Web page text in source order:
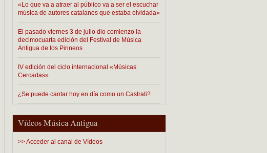
«Lo que va a atraer al público va a ser el escuchar
música de autores catalanes que estaba olvidada»
El pasado viernes 3 de julio dio comienzo la
decimocuarta edición del Festival de Música
Antigua de los Pirineos
IV edición del ciclo internacional «Músicas
Cercadas»
¿Se puede cantar hoy en día como un Castrati?
Vídeos Música Antigua
>> Acceder al canal de Vídeos